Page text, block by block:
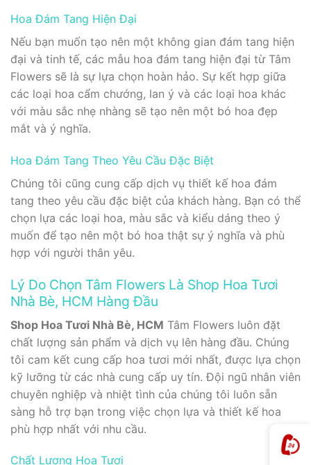
Hoa Đám Tang Hiện Đại
Nếu bạn muốn tạo nên một không gian đám tang hiện
đại và tinh tế, các mẫu hoa đám tang hiện đại từ Tâm
Flowers sẽ là sự lựa chọn hoàn hảo. Sự kết hợp giữa
các loại hoa cẩm chướng, lan ý và các loại hoa khác
với màu sắc nhẹ nhàng sẽ tạo nên một bó hoa đẹp
mắt và ý nghĩa.
Hoa Đám Tang Theo Yêu Cầu Đặc Biệt
Chúng tôi cũng cung cấp dịch vụ thiết kế hoa đám
tang theo yêu cầu đặc biệt của khách hàng. Bạn có thể
chọn lựa các loại hoa, màu sắc và kiểu dáng theo ý
muốn để tạo nên một bó hoa thật sự ý nghĩa và phù
hợp với người thân yêu.
Lý Do Chọn Tâm Flowers Là Shop Hoa Tươi
Nhà Bè, HCM Hàng Đầu
Shop Hoa Tươi Nhà Bè, HCM Tâm Flowers luôn đặt
chất lượng sản phẩm và dịch vụ lên hàng đầu. Chúng
tôi cam kết cung cấp hoa tươi mới nhất, được lựa chọn
kỹ lưỡng từ các nhà cung cấp uy tín. Đội ngũ nhân viên
chuyên nghiệp và nhiệt tình của chúng tôi luôn sẵn
sàng hỗ trợ bạn trong việc chọn lựa và thiết kế hoa
phù hợp nhất với nhu cầu.
Chất Lượng Hoa Tươi